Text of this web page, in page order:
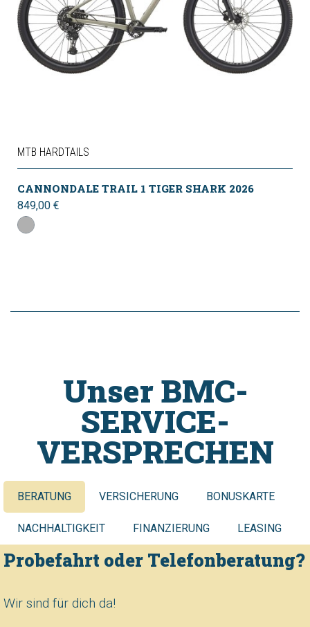
MTB HARDTAILS
CANNONDALE TRAIL 1 TIGER SHARK 2026
849,00 €
Unser BMC-
SERVICE-
VERSPRECHEN
BERATUNG VERSICHERUNG BONUSKARTE
NACHHALTIGKEIT FINANZIERUNG LEASING
Probefahrt oder Telefonberatung?
Wir sind für dich da!